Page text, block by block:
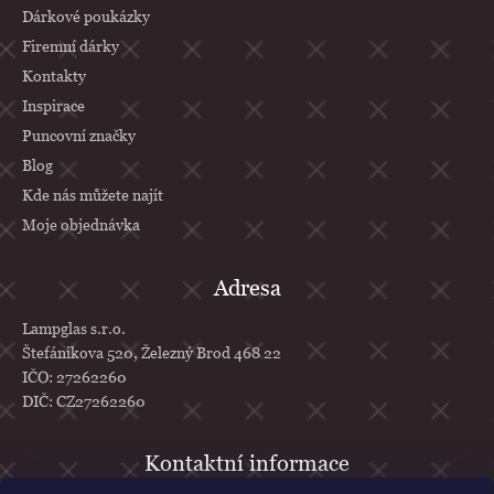
Dárkové poukázky
Firemní dárky
Kontakty
Inspirace
Puncovní značky
Blog
Kde nás můžete najít
Moje objednávka
Adresa
Lampglas s.r.o.
Štefánikova 520, Železný Brod 468 22
IČO: 27262260
DIČ: CZ27262260